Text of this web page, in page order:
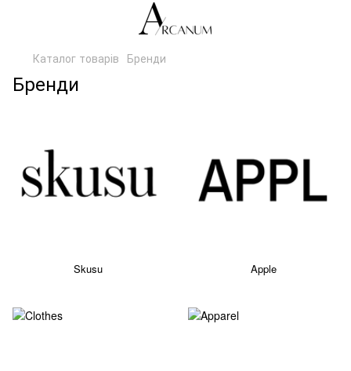
Каталог товарів Бренди
Бренди
Skusu Apple